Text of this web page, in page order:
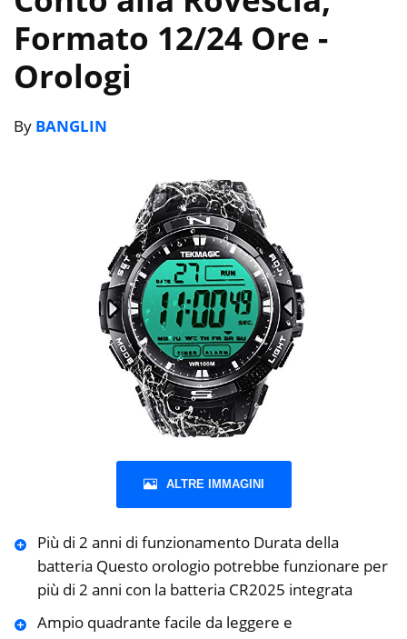
Formato 12/24 Ore -
Orologi
By BANGLIN
ALTRE IMMAGINI
Più di 2 anni di funzionamento Durata della
batteria Questo orologio potrebbe funzionare per
più di 2 anni con la batteria CR2025 integrata
Ampio quadrante facile da leggere e